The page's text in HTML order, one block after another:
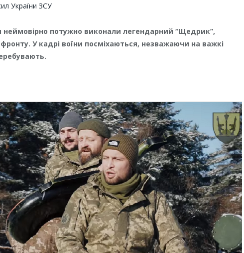
неймовірно потужно виконали легендарний “Щедрик”,
фронту. У кадрі воїни посміхаються, незважаючи на важкі